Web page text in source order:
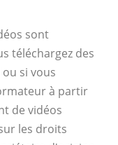
sont
téléchargez des
si vous
à partir
de vidéos
les droits